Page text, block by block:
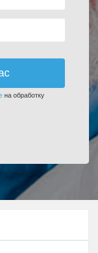
на обработку